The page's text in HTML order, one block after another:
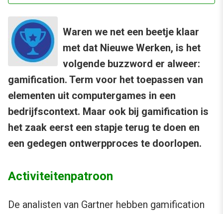
Waren we net een beetje klaar
met dat Nieuwe Werken, is het
volgende buzzword er alweer:
gamification. Term voor het toepassen van
elementen uit computergames in een
bedrijfscontext. Maar ook bij gamification is
het zaak eerst een stapje terug te doen en
een gedegen ontwerpproces te doorlopen.
Activiteitenpatroon
De analisten van Gartner hebben gamification